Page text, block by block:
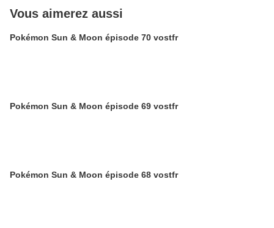
Vous aimerez aussi
Pokémon Sun & Moon épisode 70 vostfr
Pokémon Sun & Moon épisode 69 vostfr
Pokémon Sun & Moon épisode 68 vostfr